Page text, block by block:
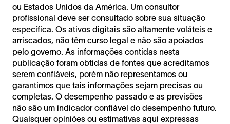
ou Estados Unidos da América. Um consultor
profissional deve ser consultado sobre sua situação
específica. Os ativos digitais são altamente voláteis e
arriscados, não têm curso legal e não são apoiados
pelo governo. As informações contidas nesta
publicação foram obtidas de fontes que acreditamos
serem confiáveis, porém não representamos ou
garantimos que tais informações sejam precisas ou
completas. O desempenho passado e as previsões
não são um indicador confiável do desempenho futuro.
Quaisquer opiniões ou estimativas aqui expressas